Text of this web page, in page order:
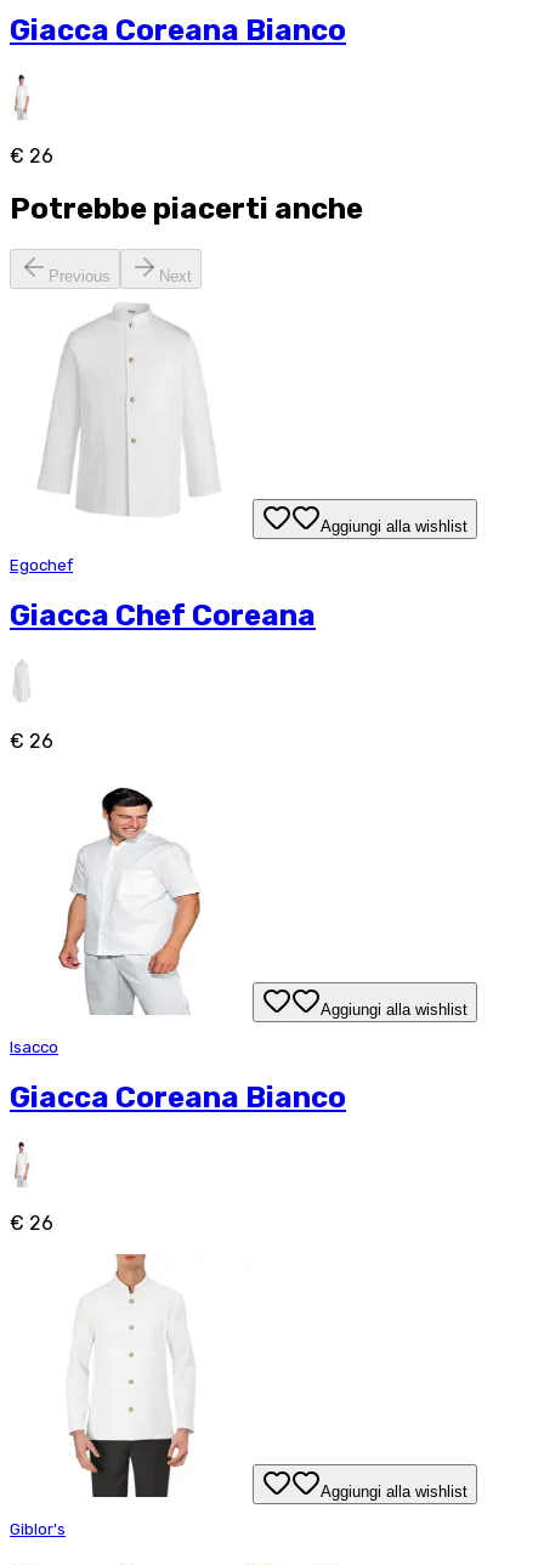
Giacca Coreana Bianco
€ 26
Potrebbe piacerti anche
Previous Next
Aggiungi alla wishlist
Egochef
Giacca Chef Coreana
€ 26
Aggiungi alla wishlist
Isacco
Giacca Coreana Bianco
€ 26
Aggiungi alla wishlist
Giblor's